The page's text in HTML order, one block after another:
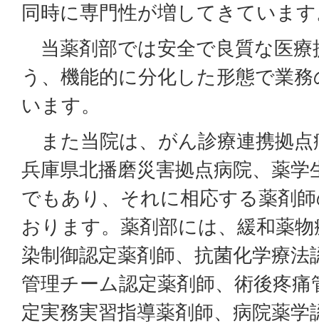
同時に専門性が増してきていま
当薬剤部では安全で良質な医
う、機能的に分化した形態で業
います。
また当院は、がん診療連携拠点
兵庫県北播磨災害拠点病院、薬学
でもあり、それに相応する薬剤
おります。薬剤部には、緩和薬
染制御認定薬剤師、抗菌化学療法
管理チーム認定薬剤師、術後疼
定実務実習指導薬剤師、病院薬